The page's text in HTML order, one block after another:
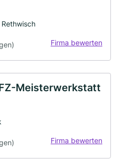
Firma bewerten
Meisterwerkstatt
Firma bewerten